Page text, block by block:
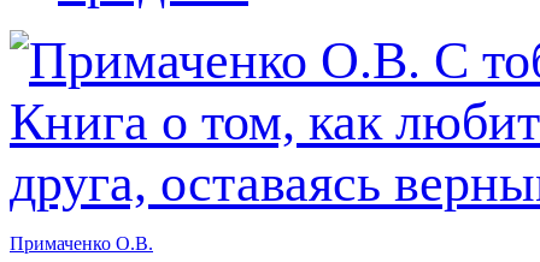
Примаченко О.В.